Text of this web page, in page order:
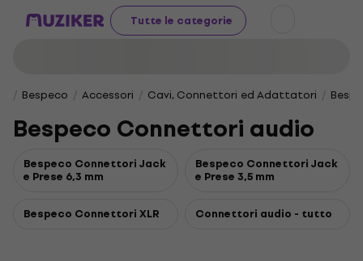
Tutte le categorie
Bespeco Accessori Cavi, Connettori ed Adattatori
Bespeco Connettori audio
Bespeco Connettori Jack
e Prese 6,3 mm
Bespeco Connettori Jack
e Prese 3,5 mm
Bespeco Connettori XLR Connettori audio - tutto